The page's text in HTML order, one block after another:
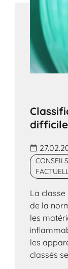
La classe
de la
les
les
classés